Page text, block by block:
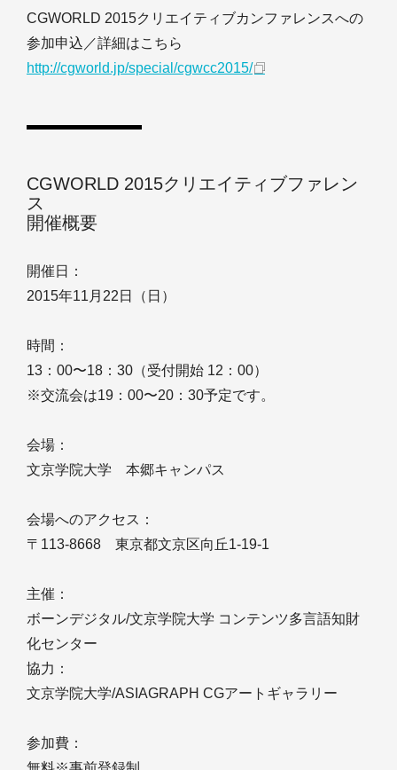
CGWORLD 2015クリエイティブカンファレンスへの
参加申込／詳細はこちら
http://cgworld.jp/special/cgwcc2015/
CGWORLD 2015クリエイティブファレン
ス
開催概要
開催日：
2015年11月22日（日）
時間：
13：00〜18：30（受付開始 12：00）
※交流会は19：00〜20：30予定です。
会場：
文京学院大学 本郷キャンパス
会場へのアクセス：
〒113-8668 東京都文京区向丘1-19-1
主催：
ボーンデジタル/文京学院大学 コンテンツ多言語知財
化センター
協力：
文京学院大学/ASIAGRAPH CGアートギャラリー
参加費：